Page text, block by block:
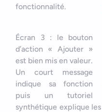
fonctionnalité.
Écran 3 : le bouton
d’action « Ajouter »
est bien mis en valeur.
Un court message
indique sa fonction
puis un tutoriel
synthétique explique